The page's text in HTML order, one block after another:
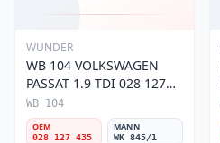
WUNDER
WB 104 VOLKSWAGEN
PASSAT 1.9 TDI 028 127
435 Yakıt/Mazot Filtresi
WB 104
OEM
028 127 435
MANN
WK 845/1